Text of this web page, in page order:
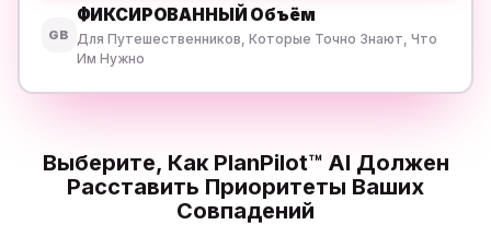
GB
ФИКСИРОВАННЫЙ Объём
Для Путешественников, Которые Точно Знают, Что
Им Нужно
Выберите, Как PlanPilot™ AI Должен
Расставить Приоритеты Ваших
Совпадений